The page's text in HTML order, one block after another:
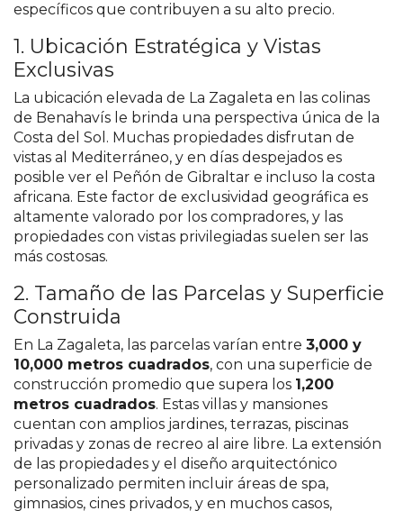
específicos que contribuyen a su alto precio.
1. Ubicación Estratégica y Vistas
Exclusivas
La ubicación elevada de La Zagaleta en las colinas
de Benahavís le brinda una perspectiva única de la
Costa del Sol. Muchas propiedades disfrutan de
vistas al Mediterráneo, y en días despejados es
posible ver el Peñón de Gibraltar e incluso la costa
africana. Este factor de exclusividad geográfica es
altamente valorado por los compradores, y las
propiedades con vistas privilegiadas suelen ser las
más costosas​.
2. Tamaño de las Parcelas y Superficie
Construida
En La Zagaleta, las parcelas varían entre 3,000 y
10,000 metros cuadrados, con una superficie de
construcción promedio que supera los 1,200
metros cuadrados. Estas villas y mansiones
cuentan con amplios jardines, terrazas, piscinas
privadas y zonas de recreo al aire libre. La extensión
de las propiedades y el diseño arquitectónico
personalizado permiten incluir áreas de spa,
gimnasios, cines privados, y en muchos casos,